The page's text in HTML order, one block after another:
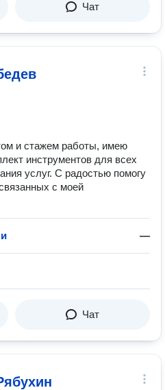
Чат
и стажем работы, имею
инструментов для всех
услуг. С радостью помогу
с моей
—
Чат